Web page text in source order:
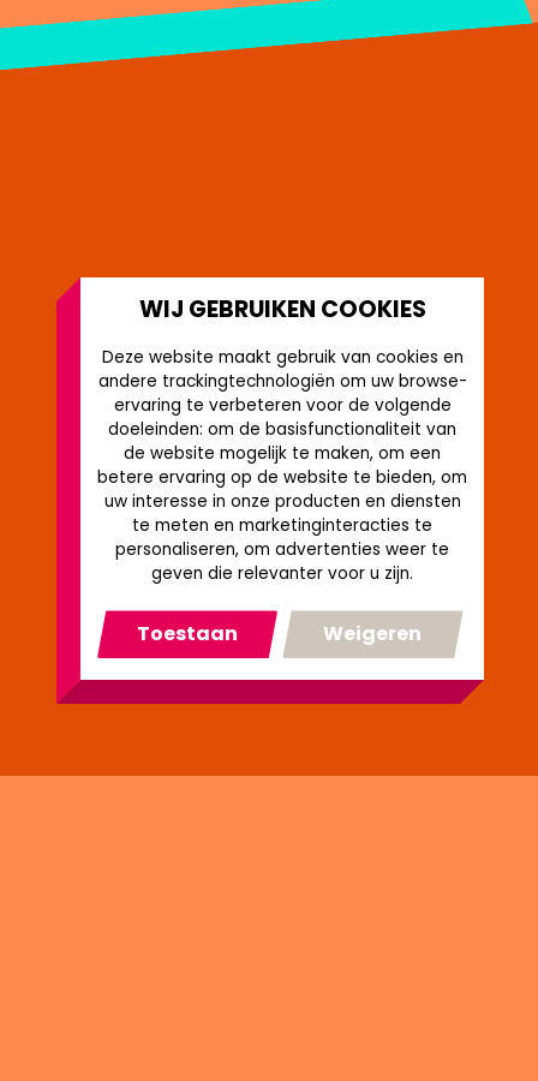
WIJ GEBRUIKEN COOKIES
Deze website maakt gebruik van cookies en
andere trackingtechnologiën om uw browse-
ervaring te verbeteren voor de volgende
doeleinden:om de basisfunctionaliteit van
de website mogelijk te maken,om een
betere ervaring op de website te bieden,om
uw interesse in onze producten en diensten
te meten en marketinginteracties te
personaliseren,om advertenties weer te
geven die relevanter voor u zijn.